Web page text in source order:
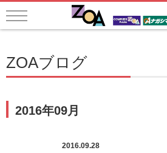
ZOAブログ
2016年09月
2016.09.28